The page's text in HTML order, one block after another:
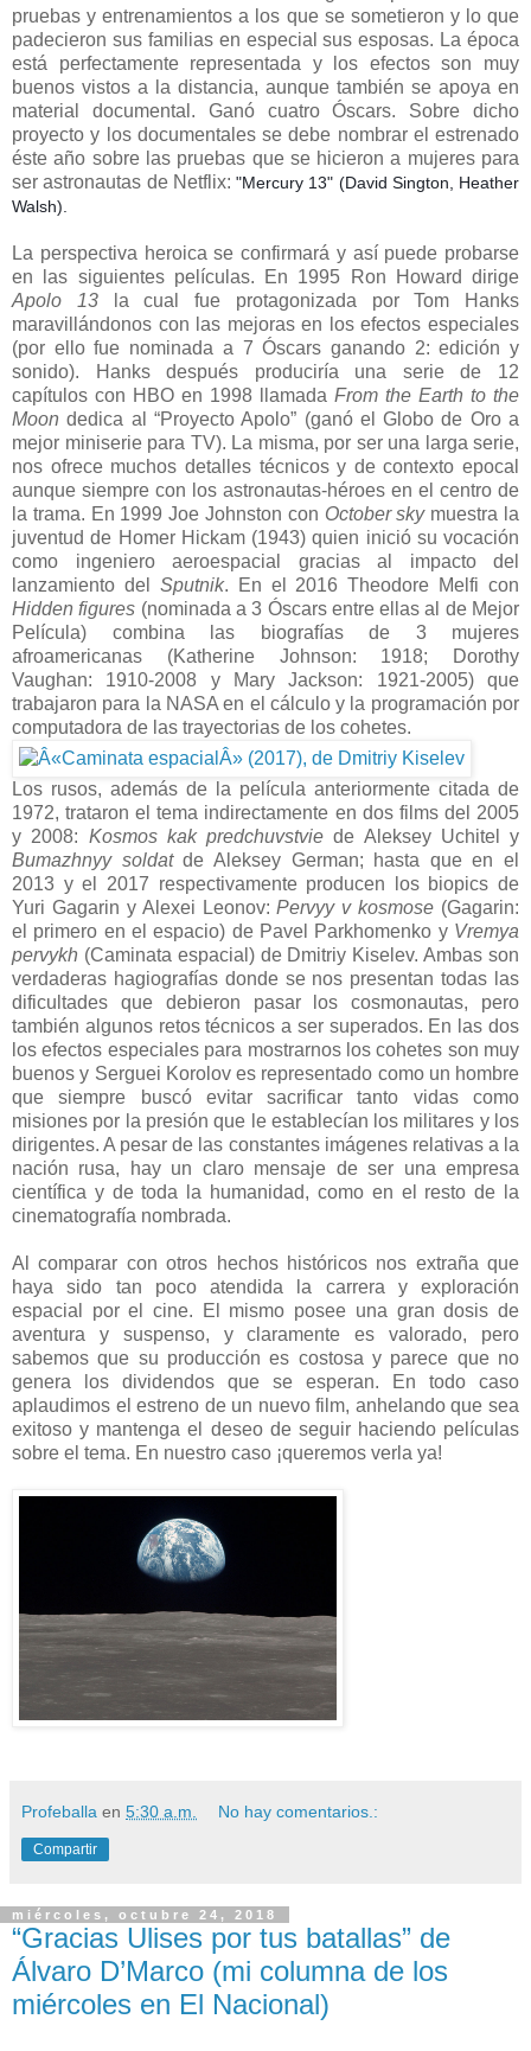
pruebas y entrenamientos a los que se sometieron y lo que
padecieron sus familias en especial sus esposas. La época
está perfectamente representada y los efectos son muy
buenos vistos a la distancia, aunque también se apoya en
material documental. Ganó cuatro Óscars. Sobre dicho
proyecto y los documentales se debe nombrar el estrenado
éste año sobre las pruebas que se hicieron a mujeres para
ser astronautas de Netflix: "Mercury 13" (David Sington, Heather
Walsh).
La perspectiva heroica se confirmará y así puede probarse
en las siguientes películas. En 1995 Ron Howard dirige
Apolo 13
la cual fue protagonizada por Tom Hanks
maravillándonos con las mejoras en los efectos especiales
(por ello fue nominada a 7 Óscars ganando 2: edición y
sonido). Hanks después produciría una serie de 12
capítulos con HBO en 1998 llamada From the Earth to the
Moondedica al “Proyecto Apolo” (ganó el Globo de Oro a
mejor miniserie para TV). La misma, por ser una larga serie,
nos ofrece muchos detalles técnicos y de contexto epocal
aunque siempre con los astronautas-héroes en el centro de
la trama. En 1999 Joe Johnston con October sky muestra la
juventud de Homer Hickam (1943) quien inició su vocación
como ingeniero aeroespacial gracias al impacto del
lanzamiento del Sputnik. En el 2016 Theodore Melfi con
Hidden figures (nominada a 3 Óscars entre ellas al de Mejor
Película) combina las biografías de 3 mujeres
afroamericanas (Katherine Johnson: 1918; Dorothy
Vaughan: 1910-2008 y Mary Jackson: 1921-2005) que
trabajaron para la NASA en el cálculo y la programación por
computadora de las trayectorias de los cohetes.
Los rusos, además de la película anteriormente citada de
1972, trataron el tema indirectamente en dos films del 2005
y 2008: Kosmos kak predchuvstvie de Aleksey Uchitel y
Bumazhnyy soldatde Aleksey German; hasta que en el
2013 y el 2017 respectivamente producen los biopics de
Yuri Gagarin y Alexei Leonov:Pervyy v kosmose (Gagarin:
el primero en el espacio) de Pavel Parkhomenko y Vremya
pervykh (Caminata espacial ) de Dmitriy Kiselev. Ambas son
verdaderas hagiografías donde se nos presentan todas las
dificultades que debieron pasar los cosmonautas, pero
también algunos retos técnicos a ser superados. En las dos
los efectos especiales para mostrarnos los cohetes son muy
buenos y Serguei Korolov es representado como un hombre
que siempre buscó evitar sacrificar tanto vidas como
misiones por la presión que le establecían los militares y los
dirigentes. A pesar de las constantes imágenes relativas a la
nación rusa, hay un claro mensaje de ser una empresa
científica y de toda la humanidad, como en el resto de la
cinematografía nombrada.
Al comparar con otros hechos históricos nos extraña que
haya sido tan poco atendida la carrera y exploración
espacial por el cine. El mismo posee una gran dosis de
aventura y suspenso, y claramente es valorado, pero
sabemos que su producción es costosa y parece que no
genera los dividendos que se esperan. En todo caso
aplaudimos el estreno de un nuevo film, anhelando que sea
exitoso y mantenga el deseo de seguir haciendo películas
sobre el tema. En nuestro caso ¡queremos verla ya!
Profeballa en 5:30 a.m. No hay comentarios.:
Compartir
miércoles, octubre 24, 2018
“Gracias Ulises por tus batallas” de
Álvaro D’Marco (mi columna de los
miércoles en El Nacional)